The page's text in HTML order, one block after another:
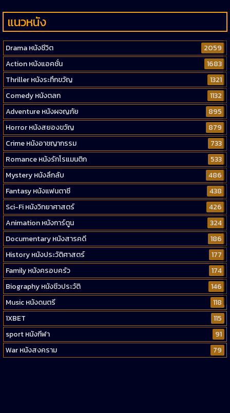
แนวหนัง
Drama หนังชีวิต
2059
Action หนังแอคชั่น
1683
Thriller หนังระทึกขวัญ
1321
Comedy หนังตลก
1132
Adventure หนังผจญภัย
895
Horror หนังสยองขวัญ
879
Crime หนังอาชญากรรม
733
Romance หนังรักโรแมนติก
533
Mystery หนังลึกลับ
486
Fantasy หนังแฟนตาซี
438
Sci-Fi หนังวิทยาศาสตร์
426
Animation หนังการ์ตูน
324
Documentary หนังสารคดี
186
History หนังประวัติศาสตร์
177
Family หนังครอบครัว
174
Biography หนังชีวประวัติ
146
Music หนังดนตรี
118
1XBET
115
sport หนังกีฬา
91
War หนังสงคราม
79